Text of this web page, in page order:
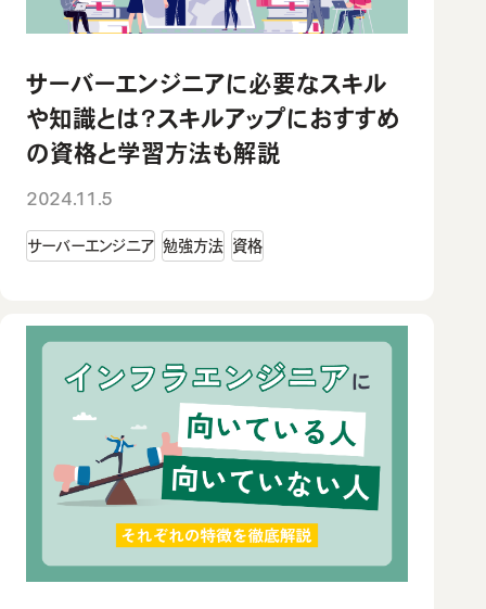
サーバーエンジニアに必要なスキル
や知識とは？スキルアップにおすすめ
の資格と学習方法も解説
2024.11.5
サーバーエンジニア 勉強方法 資格